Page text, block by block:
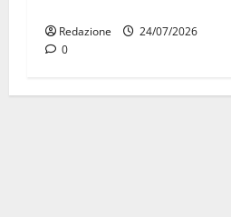
Redazione
24/07/2026
0